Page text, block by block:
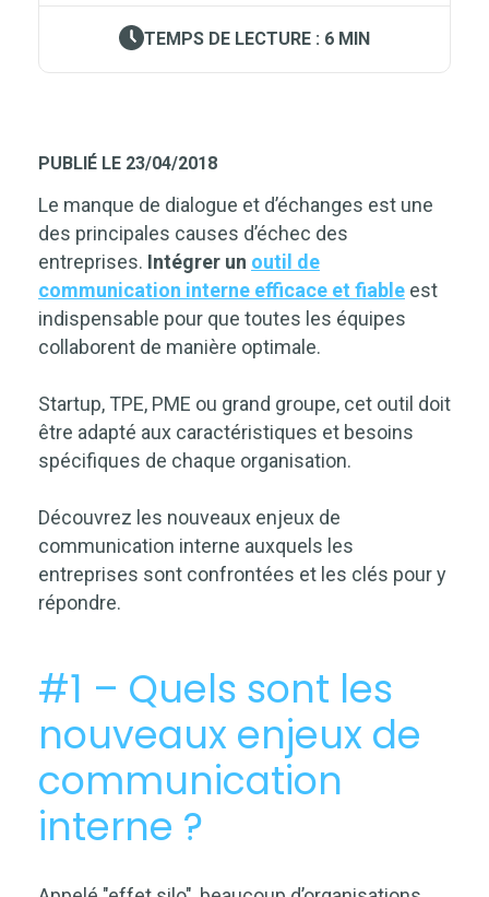
PUBLIÉ LE 23/04/2018
Le manque de dialogue et d’échanges est une
des principales causes d’échec des
entreprises. Intégrer un outil de
communication interne efficace et fiable est
indispensable pour que toutes les équipes
collaborent de manière optimale.
Startup, TPE, PME ou grand groupe, cet outil doit
être adapté aux caractéristiques et besoins
spécifiques de chaque organisation.
Découvrez les nouveaux enjeux de
communication interne auxquels les
entreprises sont confrontées et les clés pour y
répondre.
#1 – Quels sont les
nouveaux enjeux de
communication
interne ?
TEMPS DE LECTURE : 6 MIN